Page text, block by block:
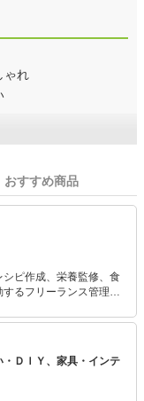
ゃれ
おすすめ商品
ピ作成、栄養監修、食
るフリーランス管理栄
後、病院で栄養管理、
在職中に管理栄養士免
料理教室や発酵食づく
ＤＩＹ、家具・インテ